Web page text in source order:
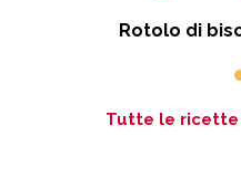
Rotolo di
Tutte le ricette